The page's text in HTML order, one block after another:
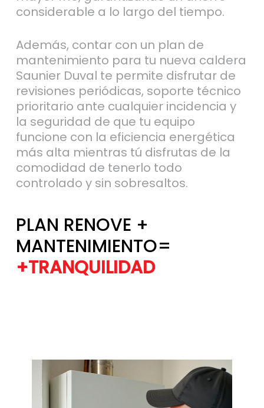
Además, contar con un plan de
mantenimiento para tu nueva caldera
Saunier Duval te permite disfrutar de
revisiones periódicas, soporte técnico
prioritario ante cualquier incidencia y
la seguridad de que tu equipo
funcione con la eficiencia energética
más alta mientras tú disfrutas de la
comodidad de tenerlo todo
controlado y sin sobresaltos.
MANTENIMIENTO=
+TRANQUILIDAD
+EFICIENCIA